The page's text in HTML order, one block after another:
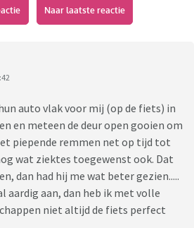
Naar laatste reactie
auto vlak voor mij (op de fiets) in
en meteen de deur open gooien om
piepende remmen net op tijd tot
wat ziektes toegewenst ook. Dat
dan had hij me wat beter gezien.....
aardig aan, dan heb ik met volle
niet altijd de fiets perfect